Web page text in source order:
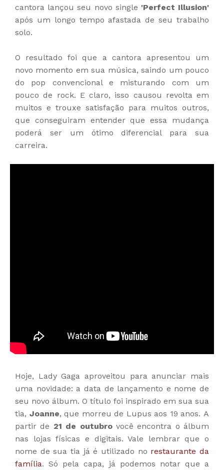
cantora lançou seu novo single 'Perfect Illusion'
após um longo tempo afastada de seu trabalho
solo.
O resultado foi que a cantora apresentou um
novo momento em sua música, saindo um pouco
do pop convencional e misturando com um
pouco de rock. E claro, isso causou revolta em
muitos e trouxe satisfação para muitos outros,
que conseguiram entender que essa mudança
poderá ser um ótimo diferencial para sua
carreira.
Hoje, Lady Gaga aproveitou para anunciar mais
uma novidade: a data de lançamento e nome de
seu novo álbum. O título foi inspirado em sua sua
tia, Joanne, que morreu de Lupus aos 19 anos. A
partir de 21 de outubrovocê encontra o álbum
nas lojas físicas e digitais. Vale lembrar que o
nome de sua tia já é utilizado no restaurante da
família. Só pela capa, já podemos notar que a